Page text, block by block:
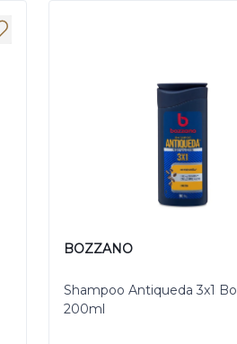
BOZZANO
Shampoo Antiqueda 3x1
200ml